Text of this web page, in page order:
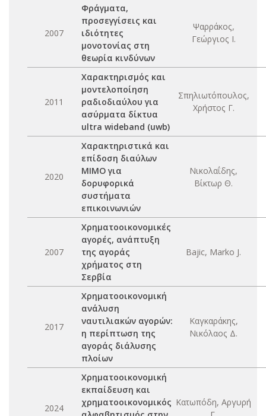
2007
Φράγματα,
προσεγγίσεις και
ιδιότητες
μονοτονίας στη
θεωρία κινδύνων
Ψαρράκος,
Γεώργιος Ι.
2011
Χαρακτηρισμός και
μοντελοποίηση
ραδιοδιαύλου για
ασύρματα δίκτυα
ultra wideband (uwb)
Σπηλιωτόπουλος,
Χρήστος Γ.
2020
Χαρακτηριστικά και
επίδοση διαύλων
ΜΙΜΟ για
δορυφορικά
συστήματα
επικοινωνιών
Νικολαΐδης,
Βίκτωρ Θ.
2007
Χρηματοοικονομικές
αγορές, ανάπτυξη
της αγοράς
χρήματος στη
Σερβία
Bajic, Marko J.
2017
Χρηματοοικονομική
ανάλυση
ναυτιλιακών αγορών:
η περίπτωση της
αγοράς διάλυσης
πλοίων
Καγκαράκης,
Νικόλαος Δ.
2024
Χρηματοοικονομική
εκπαίδευση και
χρηματοοικονομικός Κατωπόδη, Αργυρή